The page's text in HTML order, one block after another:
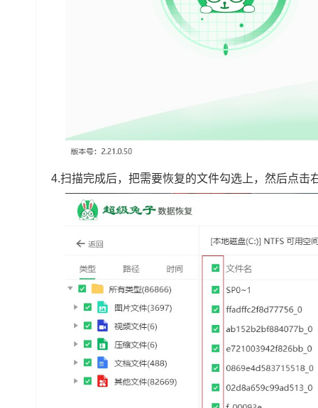
4.扫描完成后，把需要恢复的文件勾选上，然后点击